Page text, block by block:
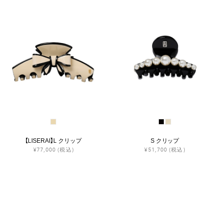
【LISERAI】L クリップ
¥77,000 (税込)
S クリップ
¥51,700 (税込)